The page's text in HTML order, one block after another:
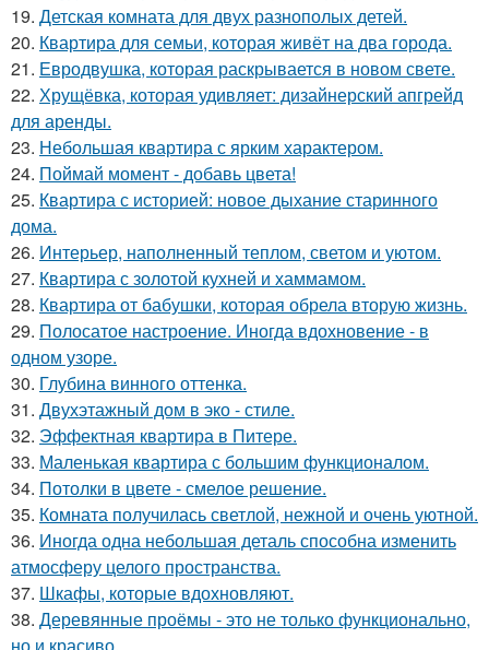
19. Детская комната для двух разнополых детей.
20. Квартира для семьи, которая живёт на два города.
21. Евродвушка, которая раскрывается в новом свете.
22. Хрущёвка, которая удивляет: дизайнерский апгрейд
для аренды.
23. Небольшая квартира с ярким характером.
24. Поймай момент - добавь цвета!
25. Квартира с историей: новое дыхание старинного
дома.
26. Интерьер, наполненный теплом, светом и уютом.
27. Квартира с золотой кухней и хаммамом.
28. Квартира от бабушки, которая обрела вторую жизнь.
29. Полосатое настроение. Иногда вдохновение - в
одном узоре.
30. Глубина винного оттенка.
31. Двухэтажный дом в эко - стиле.
32. Эффектная квартира в Питере.
33. Маленькая квартира с большим функционалом.
34. Потолки в цвете - смелое решение.
35. Комната получилась светлой, нежной и очень уютной.
36. Иногда одна небольшая деталь способна изменить
атмосферу целого пространства.
37. Шкафы, которые вдохновляют.
38. Деревянные проёмы - это не только функционально,